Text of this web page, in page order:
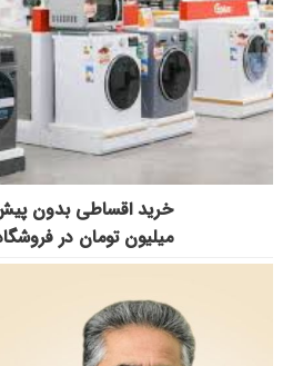
میلیون تومان در